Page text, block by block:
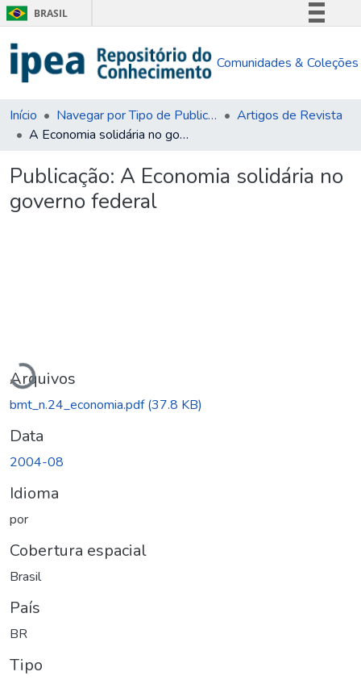
BRASIL
Comunica BR
Acesso à informação
Comunidades & Coleções
Início Navegar por Tipo de Publicação
Artigos de Revista
A Economia solidária no governo federal
Publicação: A Economia solidária no
governo federal
Carregando...
Arquivos
bmt_n.24_economia.pdf(37.8 KB)
Data
2004-08
Idioma
por
Cobertura espacial
Brasil
País
BR
Tipo